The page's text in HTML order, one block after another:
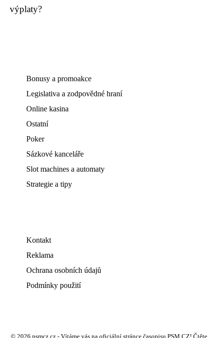
výplaty?
Bonusy a promoakce
Legislativa a zodpovědné hraní
Online kasina
Ostatní
Poker
Sázkové kanceláře
Slot machines a automaty
Strategie a tipy
Kontakt
Reklama
Ochrana osobních údajů
Podmínky použití
© 2026 psmcz.cz - Vítáme vás na oficiální stránce časopisu PSM CZ! Čtěte